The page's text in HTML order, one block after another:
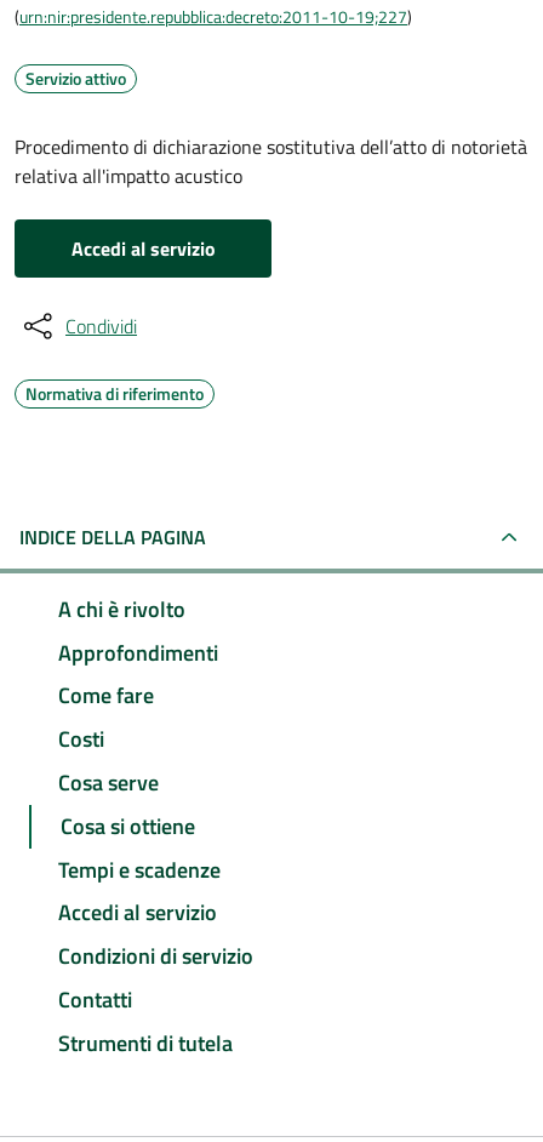
(urn:nir:presidente.repubblica:decreto:2011-10-19;227)
Servizio attivo
Procedimento di dichiarazione sostitutiva dell’atto di notorietà
relativa all'impatto acustico
Accedi al servizio
Condividi
Normativa di riferimento
INDICE DELLA PAGINA
A chi è rivolto
Approfondimenti
Come fare
Costi
Cosa serve
Cosa si ottiene
Tempi e scadenze
Accedi al servizio
Condizioni di servizio
Contatti
Strumenti di tutela